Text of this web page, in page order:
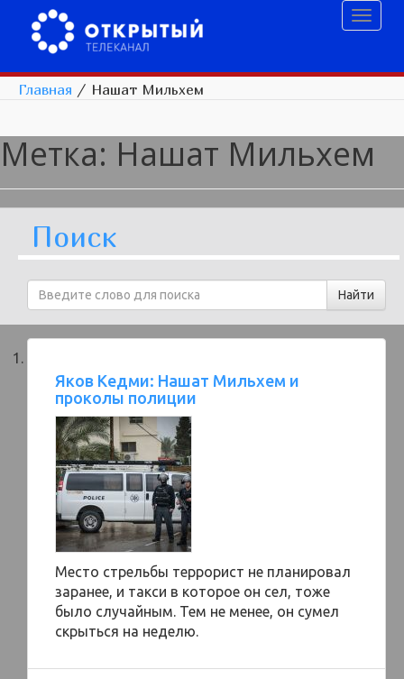
Главная / Нашат Мильхем
Метка: Нашат Мильхем
Поиск
Яков Кедми: Нашат Мильхем и
проколы полиции
Место стрельбы террорист не планировал
заранее, и такси в которое он сел, тоже
было случайным. Тем не менее, он сумел
скрыться на неделю.